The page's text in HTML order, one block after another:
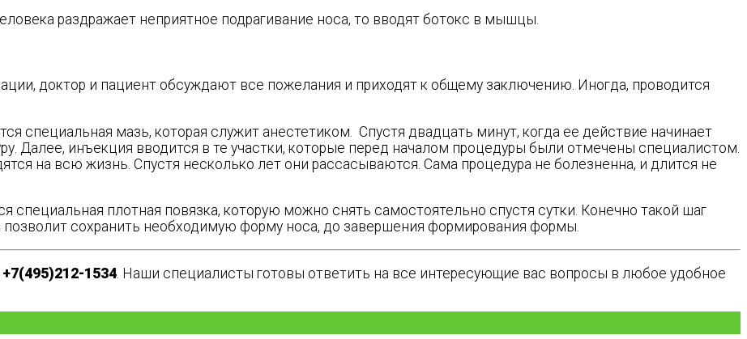
раздражает неприятное подрагивание носа, то вводят ботокс в мышцы.
доктор и пациент обсуждают все пожелания и приходят к общему заключению. Иногда, проводится
специальная мазь, которая служит анестетиком. Спустя двадцать минут, когда ее действие начинает
Далее, инъекция вводится в те участки, которые перед началом процедуры были отмечены специалистом.
на всю жизнь. Спустя несколько лет они рассасываются. Сама процедура не болезненна, и длится не
специальная плотная повязка, которую можно снять самостоятельно спустя сутки. Конечно такой шаг
позволит сохранить необходимую форму носа, до завершения формирования формы.
+7(495)212-1534 . Наши специалисты готовы ответить на все интересующие вас вопросы в любое удобное